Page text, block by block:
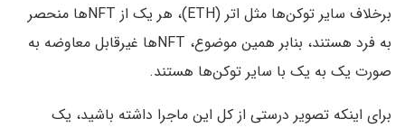
برخلاف سایر توکن‌ها مثل اتر (ETH)، هر یک از NFT‌ها منحصر
به فرد هستند، بنابر همین موضوع، NFT‌ها غیرقابل معاوضه به
صورت یک به یک با سایر توکن‌ها هستند.
برای اینکه تصویر درستی از کل این ماجرا داشته باشید، یک